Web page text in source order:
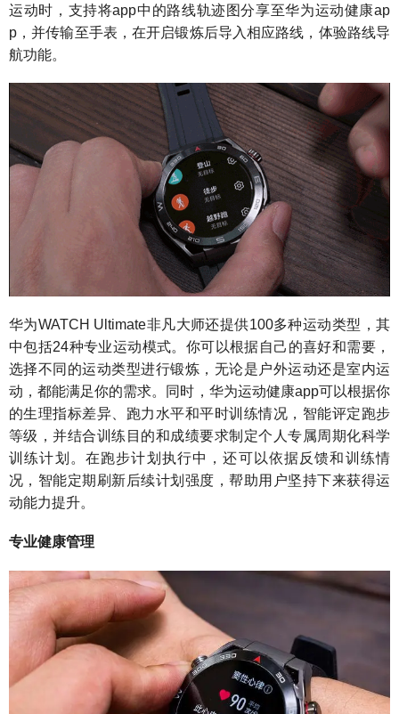
运动时，支持将app中的路线轨迹图分享至华为运动健康ap
p，并传输至手表，在开启锻炼后导入相应路线，体验路线导
航功能。
华为WATCH Ultimate非凡大师还提供100多种运动类型，其
中包括24种专业运动模式。你可以根据自己的喜好和需要，
选择不同的运动类型进行锻炼，无论是户外运动还是室内运
动，都能满足你的需求。同时，华为运动健康app可以根据你
的生理指标差异、跑力水平和平时训练情况，智能评定跑步
等级，并结合训练目的和成绩要求制定个人专属周期化科学
训练计划。在跑步计划执行中，还可以依据反馈和训练情
况，智能定期刷新后续计划强度，帮助用户坚持下来获得运
动能力提升。
专业健康管理